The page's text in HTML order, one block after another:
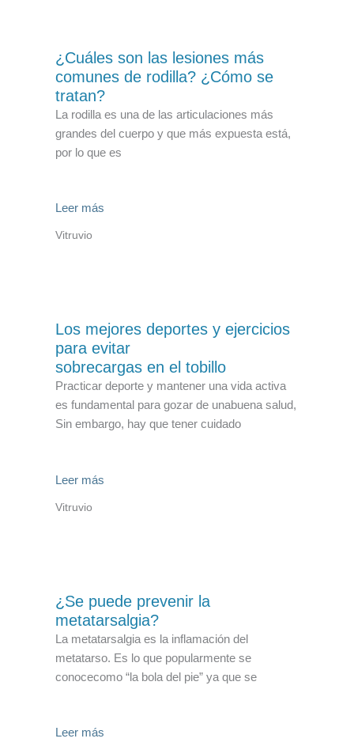
¿Cuáles son las lesiones más
comunes de rodilla? ¿Cómo se
tratan?
La rodilla es una de las articulaciones más
grandes del cuerpo y que más expuesta está,
por lo que es
Leer más
Vitruvio
Los mejores deportes y ejercicios
para evitar
sobrecargas en el tobillo
Practicar deporte y mantener una vida activa
es fundamental para gozar de unabuena salud,
Sin embargo, hay que tener cuidado
Leer más
Vitruvio
¿Se puede prevenir la
metatarsalgia?
La metatarsalgia es la inflamación del
metatarso. Es lo que popularmente se
conocecomo “la bola del pie” ya que se
Leer más